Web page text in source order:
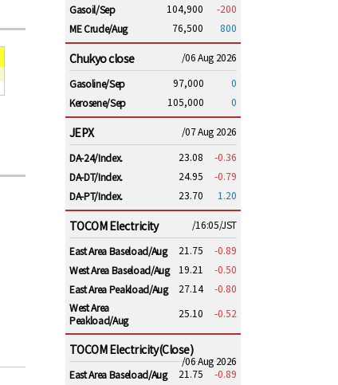
Gasoil/Sep
104,900
-200
ME Crude/Aug
76,500 800
Chukyo close
/06 Aug 2026
Gasoline/Sep
97,000
0
Kerosene/Sep
105,000 0
JEPX
/07 Aug 2026
DA-24/Index.
23.08
-0.36
DA-DT/Index.
24.95
-0.79
DA-PT/Index.
23.70 1.20
TOCOM Electricity
/16:05/JST
East Area Baseload/Aug
21.75
-0.89
West Area Baseload/Aug
19.21
-0.50
East Area Peakload/Aug
27.14
-0.80
West Area
Peakload/Aug
25.10 -0.52
TOCOM Electricity(Close)
/06 Aug 2026
East Area Baseload/Aug
21.75
-0.89